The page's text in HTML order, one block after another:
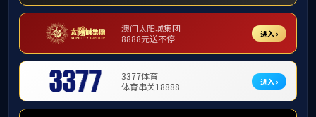
2021年年终先进表彰 2020年年终先进表彰